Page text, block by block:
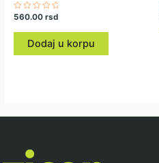
Ocenjeno
0
560.00rsd
Dodaj u korpu